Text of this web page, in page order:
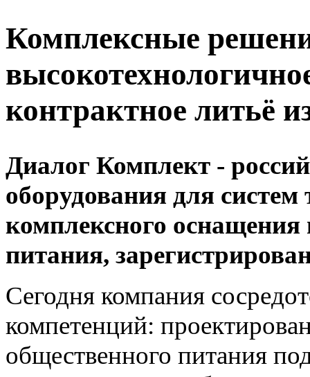
Комплексные
контрактное литьё
Диалог Комплект -
оборудования для
комплексного
питания,
Сегодня компания
компетенций:
общественного питания